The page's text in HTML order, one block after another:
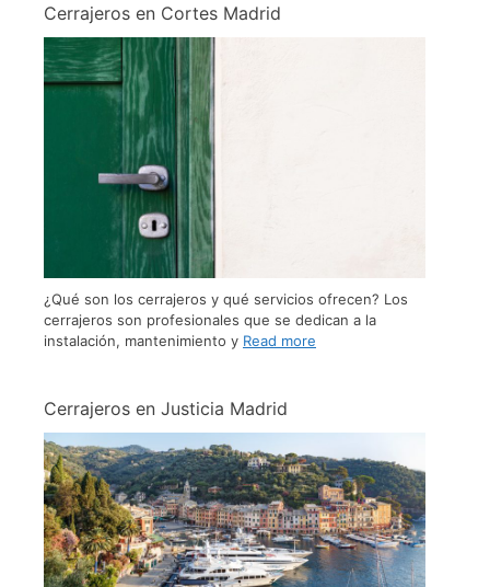
Cerrajeros en Cortes Madrid
¿Qué son los cerrajeros y qué servicios ofrecen? Los
cerrajeros son profesionales que se dedican a la
instalación, mantenimiento y Read more
Cerrajeros en Justicia Madrid